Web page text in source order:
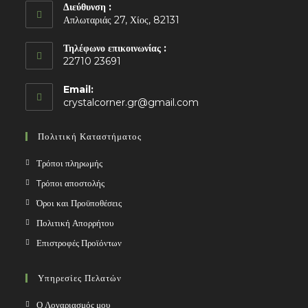
Διεύθυνση :
Απλωταριάς 27, Χίος, 82131
Τηλέφωνο επικοινωνίας :
22710 23691
Email:
crystalcorner.gr@gmail.com
Πολιτική Καταστήματος
Τρόποι πληρωμής
Tρόποι αποστολής
Όροι και Προϋποθέσεις
Πολιτική Απορρήτου
Επιστροφές Προϊόντων
Υπηρεσίες Πελατών
Ο Λογαριασμός μου